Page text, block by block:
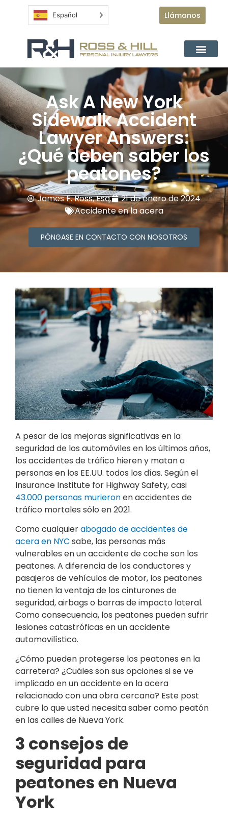
Español Llámanos
Ask A New York
Sidewalk Accident
Lawyer Answers:
¿Qué deben saber los
peatones?
James F. Ross, Esq.
21 de enero de 2024
Accidente en la acera
PÓNGASE EN CONTACTO CON NOSOTROS
A pesar de las mejoras significativas en la
seguridad de los automóviles en los últimos años,
los accidentes de tráfico hieren y matan a
personas en los EE.UU. todos los días. Según el
Insurance Institute for Highway Safety, casi
43.000 personas murieronen accidentes de
tráfico mortales sólo en 2021.
Como cualquierabogado de accidentes de
acera en NYC sabe, las personas más
vulnerables en un accidente de coche son los
peatones. A diferencia de los conductores y
pasajeros de vehículos de motor, los peatones
no tienen la ventaja de los cinturones de
seguridad, airbags o barras de impacto lateral.
Como consecuencia, los peatones pueden sufrir
lesiones catastróficas en un accidente
automovilístico.
¿Cómo pueden protegerse los peatones en la
carretera? ¿Cuáles son sus opciones si se ve
implicado en un accidente en la acera
relacionado con una obra cercana? Este post
cubre lo que usted necesita saber como peatón
en las calles de Nueva York.
3 consejos de
seguridad para
peatones en Nueva
York